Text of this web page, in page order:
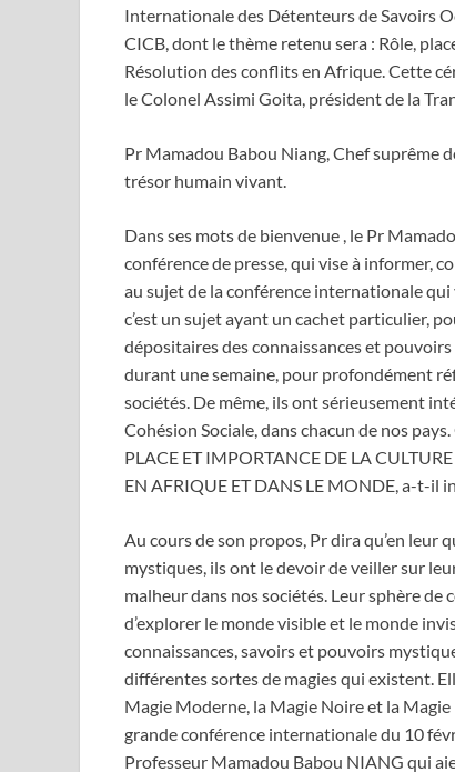
Internationale des Détenteurs de Savoirs
CICB, dont le thème retenu sera : Rôle,
Résolution des conflits en Afrique. Cette
le Colonel Assimi Goita, président de la
Pr Mamadou Babou Niang, Chef suprême
trésor humain vivant.
Dans ses mots de bienvenue , le Pr
conférence de presse, qui vise à informer,
au sujet de la conférence internationale
c’est un sujet ayant un cachet particulier,
dépositaires des connaissances et
durant une semaine, pour profondément
sociétés. De même, ils ont sérieusement
Cohésion Sociale, dans chacun de nos
PLACE ET IMPORTANCE DE LA
EN AFRIQUE ET DANS LE MONDE, a-t-il
Au cours de son propos, Pr dira qu’en
mystiques, ils ont le devoir de veiller sur
malheur dans nos sociétés. Leur sphère de
d’explorer le monde visible et le monde
connaissances, savoirs et pouvoirs
différentes sortes de magies qui existent.
Magie Moderne, la Magie Noire et la
grande conférence internationale du 10
Professeur Mamadou Babou NIANG qui